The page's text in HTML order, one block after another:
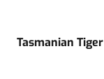
Tasmanian Tiger